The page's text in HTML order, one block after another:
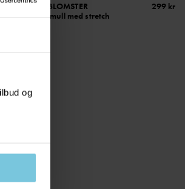
og
BLOMSTER
økologisk bomull med stretch
299 kr